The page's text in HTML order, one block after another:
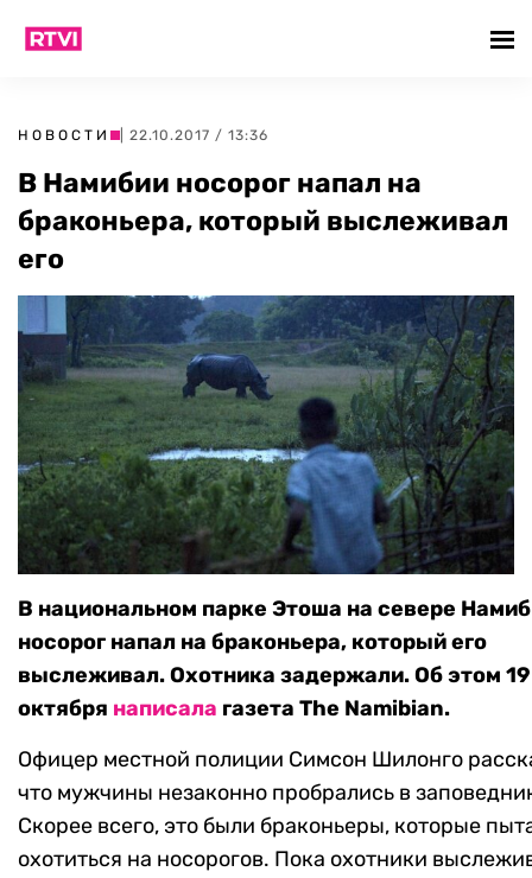
НОВОСТИ | 22.10.2017 / 13:36
В Намибии носорог напал на
браконьера, который выслеживал
его
В национальном парке Этоша на севере
носорог напал на браконьера, который его
выслеживал. Охотника задержали. Об этом 19
октября написала газета The Namibian.
Офицер местной полиции Симсон Шилонго
что мужчины незаконно пробрались в
Скорее всего, это были браконьеры, которые
охотиться на носорогов. Пока охотники